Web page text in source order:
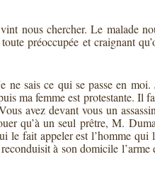
nous chercher. Le malade
préoccupée et craignant
sais ce qui se passe en moi.
ma femme est protestante. Il
avez devant vous un
qu’à un seul prêtre, M.
le fait appeler est l’homme qui
à son domicile l’arme